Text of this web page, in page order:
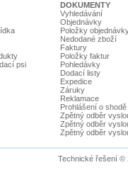
psi
DOKUMENTY
Vyhledávání
Objednávky
Položky
Nedodané zboží
Faktury
Položky faktur
Pohledávky
Dodací listy
Expedice
Záruky
Reklamace
Prohlášení o shodě
Zpětný odběr
Zpětný odběr
Zpětný odběr
Technické řešení ©